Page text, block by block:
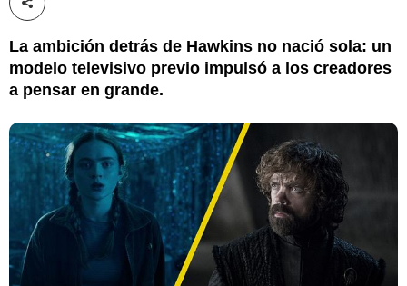
Compartir esta noticia
La ambición detrás de Hawkins no nació sola: un
modelo televisivo previo impulsó a los creadores
a pensar en grande.